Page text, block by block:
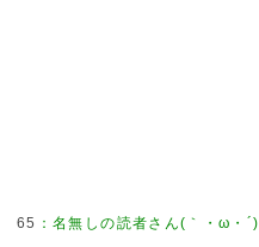
65 ：名無しの読者さん(｀・ω・´)